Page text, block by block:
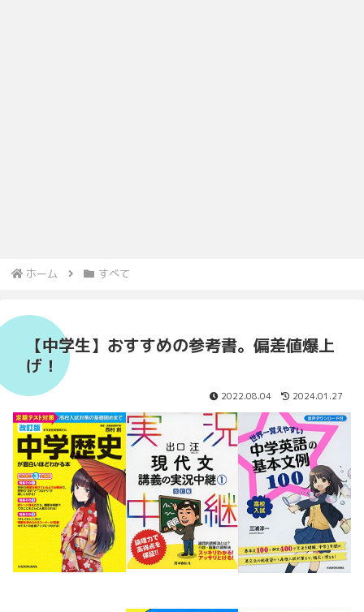
ホーム すべて
【中学生】おすすめの参考書。偏差値爆上
げ！
2022.08.04 2024.01.27